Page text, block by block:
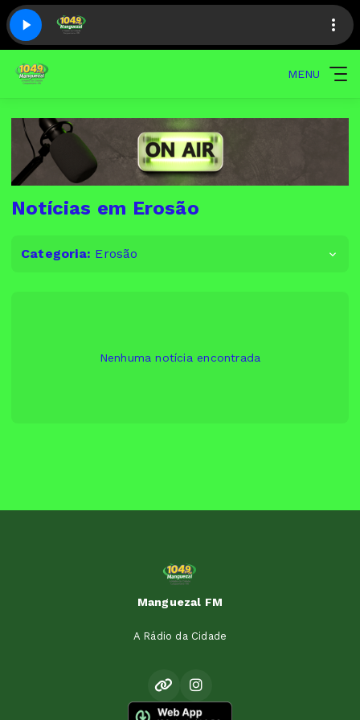
MENU
Notícias em Erosão
Categoria: Erosão
Nenhuma notícia encontrada
Manguezal FM
A Rádio da Cidade